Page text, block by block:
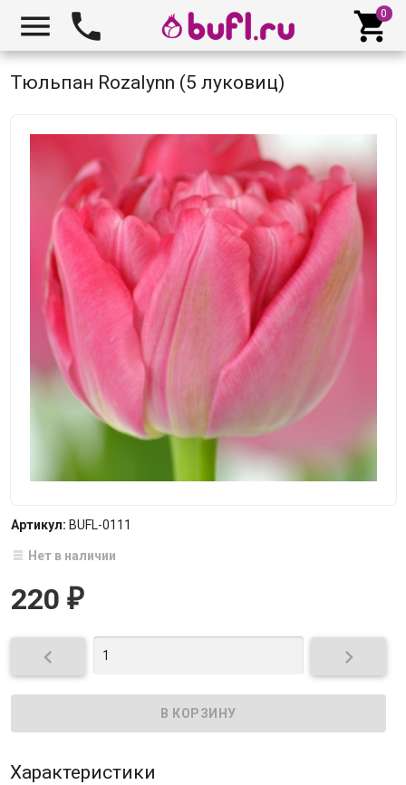
  
Тюльпан Rozalynn (5 луковиц)
Артикул: BUFL-0111
Нет в наличии
220 ₽
 
Характеристики